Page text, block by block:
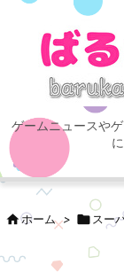
ゲームニュースや
ホーム >  スー